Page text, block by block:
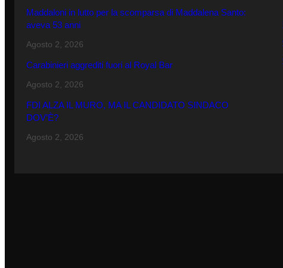
Maddaloni in lutto per la scomparsa di Maddalena Santo:
aveva 53 anni
Agosto 2, 2026
Carabinieri aggrediti fuori al Royal Bar
Agosto 2, 2026
FDI ALZA IL MURO, MA IL CANDIDATO SINDACO
DOV’È?
Agosto 2, 2026